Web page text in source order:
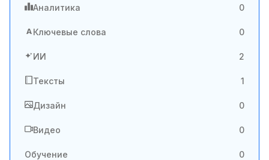
Аналитика 0
A Ключевые слова 0
ИИ 2
Тексты 1
Дизайн 0
Видео 0
Обучение 0